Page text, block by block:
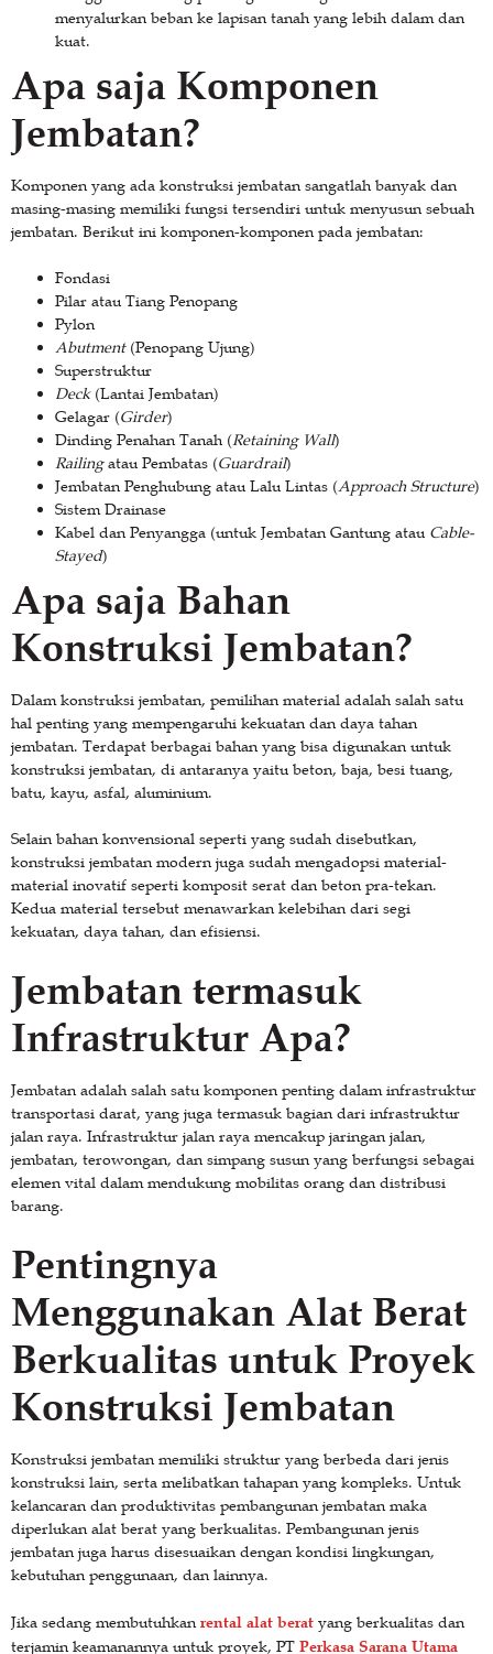
menyalurkan beban ke lapisan tanah yang lebih dalam dan
kuat.
Apa saja Komponen
Jembatan?
Komponen yang ada konstruksi jembatan sangatlah banyak dan
masing-masing memiliki fungsi tersendiri untuk menyusun sebuah
jembatan. Berikut ini komponen-komponen pada jembatan:
Fondasi
Pilar atau Tiang Penopang
Pylon
Abutment (Penopang Ujung)
Superstruktur
Deck (Lantai Jembatan)
Gelagar (Girder)
Dinding Penahan Tanah (Retaining Wall)
Railingatau Pembatas (Guardrail)
Jembatan Penghubung atau Lalu Lintas (Approach Structure)
Sistem Drainase
Kabel dan Penyangga (untuk Jembatan Gantung atau Cable-
Stayed)
Apa saja Bahan
Konstruksi Jembatan?
Dalam konstruksi jembatan, pemilihan material adalah salah satu
hal penting yang mempengaruhi kekuatan dan daya tahan
jembatan. Terdapat berbagai bahan yang bisa digunakan untuk
konstruksi jembatan, di antaranya yaitu beton, baja, besi tuang,
batu, kayu, asfal, aluminium.
Selain bahan konvensional seperti yang sudah disebutkan,
konstruksi jembatan modern juga sudah mengadopsi material-
material inovatif seperti komposit serat dan beton pra-tekan.
Kedua material tersebut menawarkan kelebihan dari segi
kekuatan, daya tahan, dan efisiensi.
Jembatan termasuk
Infrastruktur Apa?
Jembatan adalah salah satu komponen penting dalam infrastruktur
transportasi darat, yang juga termasuk bagian dari infrastruktur
jalan raya. Infrastruktur jalan raya mencakup jaringan jalan,
jembatan, terowongan, dan simpang susun yang berfungsi sebagai
elemen vital dalam mendukung mobilitas orang dan distribusi
barang.
Pentingnya
Menggunakan Alat Berat
Berkualitas untuk Proyek
Konstruksi Jembatan
Konstruksi jembatan memiliki struktur yang berbeda dari jenis
konstruksi lain, serta melibatkan tahapan yang kompleks. Untuk
kelancaran dan produktivitas pembangunan jembatan maka
diperlukan alat berat yang berkualitas. Pembangunan jenis
jembatan juga harus disesuaikan dengan kondisi lingkungan,
kebutuhan penggunaan, dan lainnya.
Jika sedang membutuhkan rental alat berat yang berkualitas dan
terjamin keamanannya untuk proyek, PT Perkasa Sarana Utama